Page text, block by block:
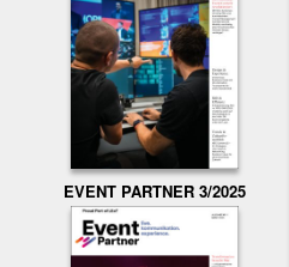
EVENT PARTNER 3/2025